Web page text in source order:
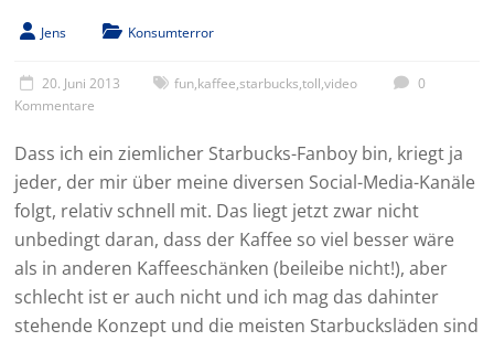
Jens Konsumterror
20. Juni 2013 fun,kaffee,starbucks,toll,video
0
Kommentare
Dass ich ein ziemlicher Starbucks-Fanboy bin, kriegt ja
jeder, der mir über meine diversen Social-Media-Kanäle
folgt, relativ schnell mit. Das liegt jetzt zwar nicht
unbedingt daran, dass der Kaffee so viel besser wäre
als in anderen Kaffeeschänken (beileibe nicht!), aber
schlecht ist er auch nicht und ich mag das dahinter
stehende Konzept und die meisten Starbucksläden sind